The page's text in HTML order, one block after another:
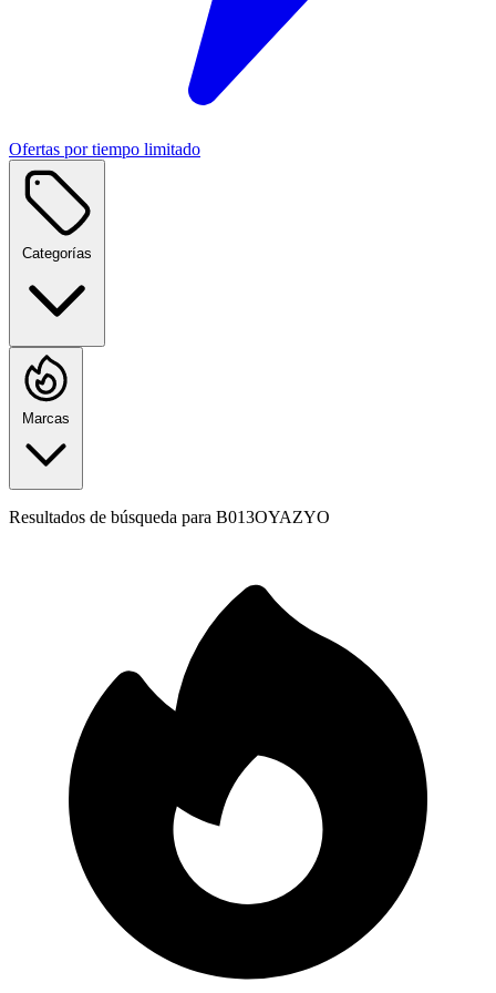
Ofertas por tiempo limitado
Categorías
Marcas
Resultados de búsqueda para B013OYAZYO